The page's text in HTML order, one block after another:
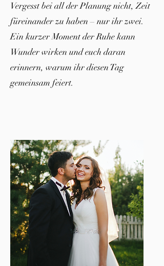
Vergesst bei all der Planung nicht, Zeit
füreinander zu haben – nur ihr zwei.
Ein kurzer Moment der Ruhe kann
Wunder wirken und euch daran
erinnern, warum ihr diesen Tag
gemeinsam feiert.